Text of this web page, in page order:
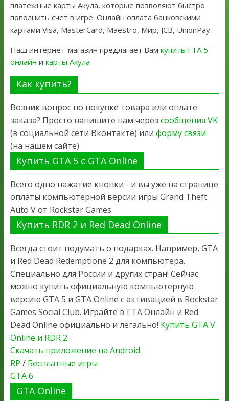
платежные карты Акула, которые позволяют быстро
пополнить счет в игре. Онлайн оплата банковскими
картами Visa, MasterCard, Maestro, Мир, JCB, UnionPay.
Наш интернет-магазин предлагает Вам купить ГТА 5
онлайн и карты Акула
Как купить?
Возник вопрос по покупке товара или оплате
заказа? Просто напишите нам через сообщения VK
(в социальной сети Вконтакте) или форму связи
(на нашем сайте)
Купить GTA 5 с GTA Online
Всего одно нажатие кнопки - и вы уже на странице
оплаты компьютерной версии игры Grand Theft
Auto V от Rockstar Games.
Купить RDR 2 и Red Dead Online
Всегда стоит подумать о подарках. Например, GTA
и Red Dead Redemptione 2 для компьютера.
Специально для России и других стран! Сейчас
можно купить официальную компьютерную
версию GTA 5 и GTA Online с активацией в Rockstar
Games Social Club. Играйте в ГТА Онлайн и Red
Dead Online официально и легально! Купить GTA V
Online и RDR 2
Скачать приложение на Android
RP / Бесплатные игры
GTA 6
GTA Online